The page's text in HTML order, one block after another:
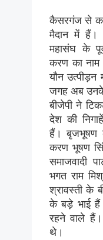
कैसरगंज से
मैदान में हैं।
महासंघ के
करण का नाम
यौन
जगह अब
बीजेपी ने
देश की
हैं। बृजभूषण
करण भूषण
समाजवादी
भगत राम
श्रावस्ती के
के बड़े भाई
रहने वाले
थे।